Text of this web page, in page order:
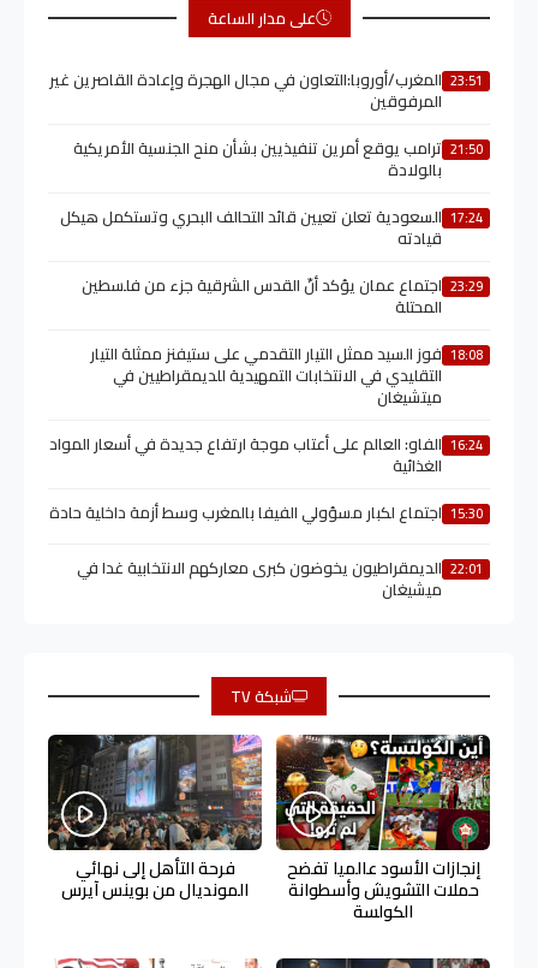
على مدار الساعة
23:51 المغرب/أوروبا:التعاون في مجال الهجرة وإعادة القاصرين غير
المرفوقين
21:50 ترامب يوقع أمرين تنفيذيين بشأن منح الجنسية الأمريكية
بالولادة
17:24 السعودية تعلن تعيين قائد التحالف البحري وتستكمل هيكل
قيادته
23:29 اجتماع عمان يؤكد أنّ القدس الشرقية جزء من فلسطين
المحتلة
18:08 فوز السيد ممثل التيار التقدمي على ستيفنز ممثلة التيار
التقليدي في الانتخابات التمهيدية للديمقراطيين في
ميتشيغان
16:24 الفاو: العالم على أعتاب موجة ارتفاع جديدة في أسعار المواد
الغذائية
15:30 اجتماع لكبار مسؤولي الفيفا بالمغرب وسط أزمة داخلية حادة
22:01 الديمقراطيون يخوضون كبرى معاركهم الانتخابية غدا في
ميشيغان
شبكة TV
إنجازات الأسود عالميا تفضح
حملات التشويش وأسطوانة
الكولسة
فرحة التأهل إلى نهائي
المونديال من بوينس آيرس